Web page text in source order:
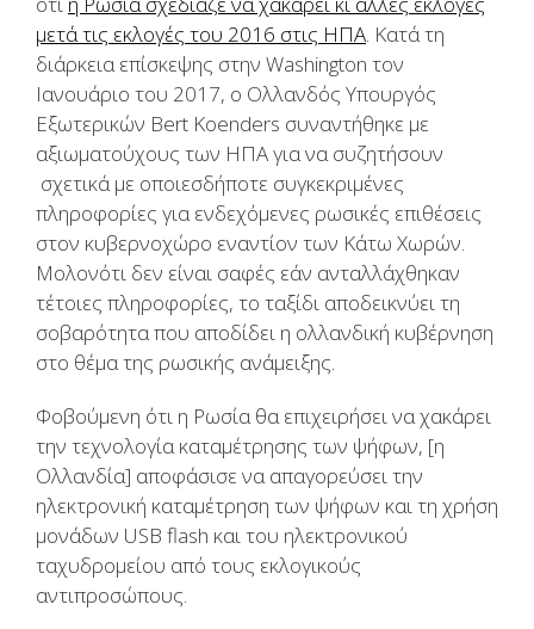
μετά τις εκλογές του 2016 στις ΗΠΑ. Κατά τη
διάρκεια επίσκεψης στην Washington τον
Ιανουάριο του 2017, ο Ολλανδός Υπουργός
Εξωτερικών Bert Koenders συναντήθηκε με
αξιωματούχους των ΗΠΑ για να συζητήσουν
σχετικά με οποιεσδήποτε συγκεκριμένες
πληροφορίες για ενδεχόμενες ρωσικές επιθέσεις
στον κυβερνοχώρο εναντίον των Κάτω Χωρών.
Μολονότι δεν είναι σαφές εάν ανταλλάχθηκαν
τέτοιες πληροφορίες, το ταξίδι αποδεικνύει τη
σοβαρότητα που αποδίδει η ολλανδική κυβέρνηση
στο θέμα της ρωσικής ανάμειξης.
Φοβούμενη ότι η Ρωσία θα επιχειρήσει να χακάρει
την τεχνολογία καταμέτρησης των ψήφων, [η
Ολλανδία] αποφάσισε να απαγορεύσει την
ηλεκτρονική καταμέτρηση των ψήφων και τη χρήση
μονάδων USB flash και του ηλεκτρονικού
ταχυδρομείου από τους εκλογικούς
αντιπροσώπους.